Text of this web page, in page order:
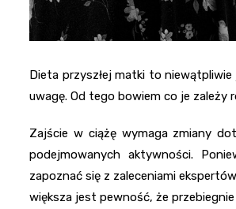
Dieta przyszłej matki to
uwagę. Od tego bowiem co je zależy
Zajście w ciążę wymaga zmiany
podejmowanych aktywności.
zapoznać się z zaleceniami
większa jest pewność, że